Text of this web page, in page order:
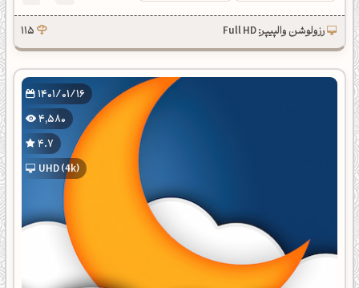
رزولوشن والپیپر: Full HD 115
1401/01/16
4,580
4.7
UHD (4k)